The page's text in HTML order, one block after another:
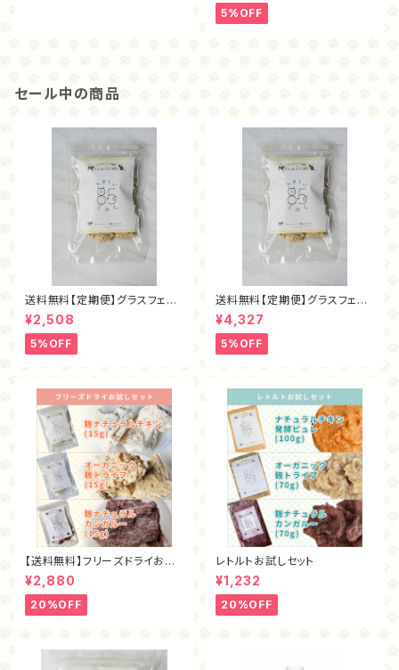
5%OFF
セール中の商品
送料無料【定期便】グラスフェッ
ド麴トライプ・フリーズドライ40
ｇ
¥2,508
5%OFF
送料無料【定期便】グラスフェッ
ド麴トライプ・フリーズドライ80
ｇ
¥4,327
5%OFF
【送料無料】フリーズドライお試
しセット
¥2,880
20%OFF
レトルトお試しセット
¥1,232
20%OFF